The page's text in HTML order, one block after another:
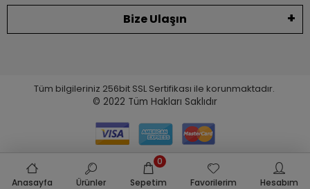
Bize Ulaşın
Tüm bilgileriniz 256bit SSL Sertifikası ile korunmaktadır.
© 2022 Tüm Hakları Saklıdır
Anasayfa Ürünler Sepetim
0
Favorilerim
Hesabım